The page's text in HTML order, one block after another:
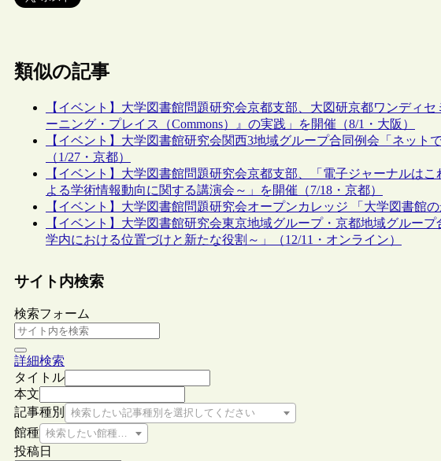
類似の記事
【イベント】大学図書館問題研究会京都支部、大図研京都ワンディ
ーニング・プレイス（Commons）』の実践」を開催（8/1・大阪）
【イベント】大学図書館研究会関西3地域グループ合同例会「ネット
（1/27・京都）
【イベント】大学図書館問題研究会京都支部、「電子ジャーナルは
よる学術情報動向に関する講演会～」を開催（7/18・京都）
【イベント】大学図書館問題研究会オープンカレッジ 「大学図書館
【イベント】大学図書館研究会東京地域グループ・京都地域グルー
学内における位置づけと新たな役割～」（12/11・オンライン）
サイト内検索
検索フォーム
詳細検索
タイトル
本文
記事種別
検索したい記事種別を選択してください
館種 検索したい館種を選択してください
投稿日